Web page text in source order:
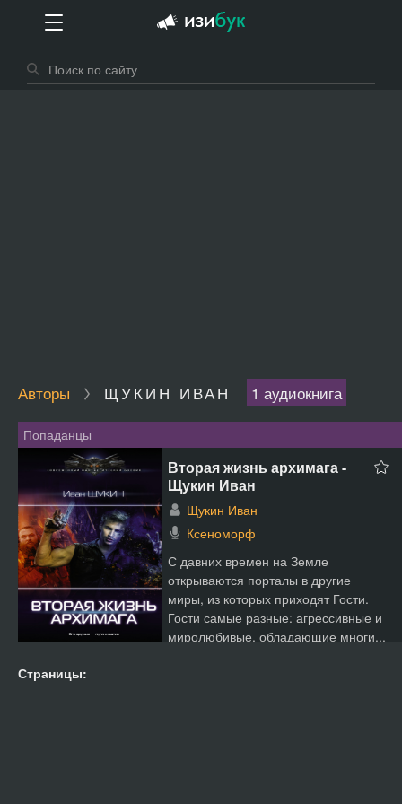
Авторы ЩУКИН ИВАН 1 аудиокнига
Попаданцы
Вторая жизнь архимага -
Щукин Иван
Щукин Иван
Ксеноморф
С давних времен на Земле
открываются порталы в другие
миры, из которых приходят Гости.
Гости самые разные: агрессивные и
миролюбивые, обладающие многи...
Страницы: